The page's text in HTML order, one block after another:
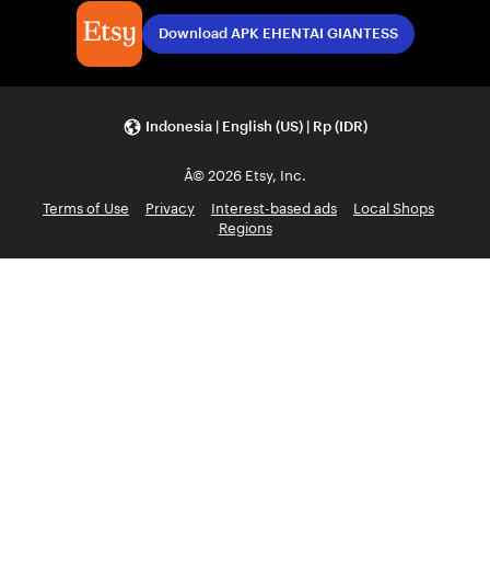
Download APK EHENTAI GIANTESS
Indonesia | English (US) | Rp (IDR)
Â© 2026 Etsy, Inc.
Terms of Use
Privacy Interest-based ads
Local Shops
Regions